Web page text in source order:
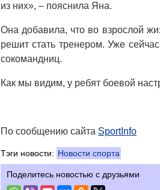
из них», – пояснила Яна.
Она добавила, что во взрослой
решит стать тренером. Уже
сокомандниц.
Как мы видим, у ребят боевой
По сообщению сайта SportInfo
Тэги новости: Новости спорта
Поделитесь новостью с друзьями